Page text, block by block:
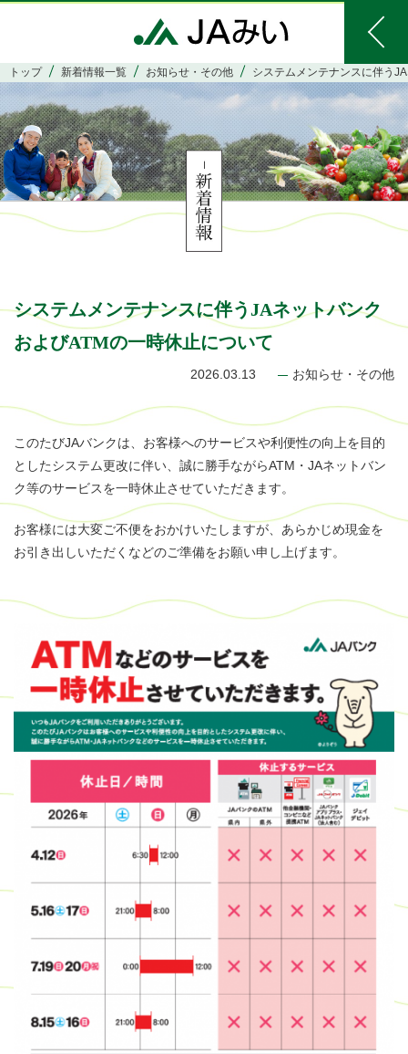
トップ 新着情報一覧 お知らせ・その他 システムメンテナンスに伴う
システムメンテナンスに伴うJAネットバンク
およびATMの一時休止について
2026.03.13 お知らせ・その他
このたびJAバンクは、お客様へのサービスや利便性の向上を目的
としたシステム更改に伴い、誠に勝手ながらATM・JAネットバン
ク等のサービスを一時休止させていただきます。
お客様には大変ご不便をおかけいたしますが、あらかじめ現金を
お引き出しいただくなどのご準備をお願い申し上げます。